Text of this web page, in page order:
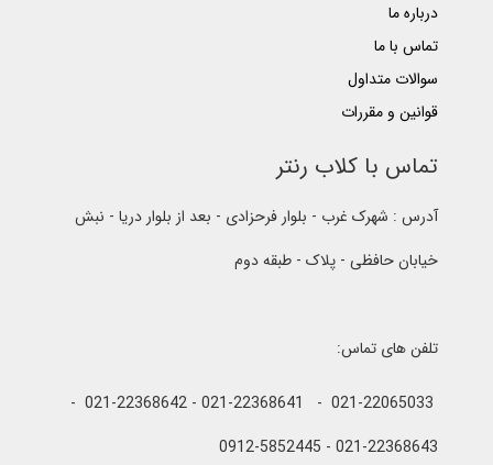
درباره ما
تماس با ما
سوالات متداول
قوانین و مقررات
تماس با کلاب رنتر
آدرس : شهرک غرب - بلوار فرحزادی - بعد از بلوار دریا - نبش
خیابان حافظی - پلاک - طبقه دوم
تلفن های تماس:
021-22065033 - 021-22368641 - 021-22368642 -
021-22368643 - 0912-5852445